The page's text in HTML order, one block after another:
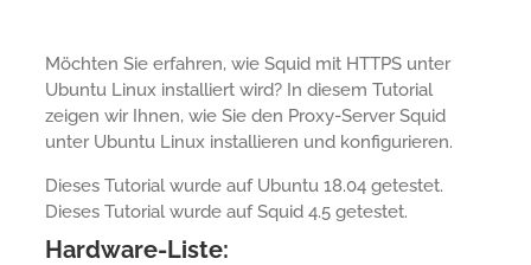
Möchten Sie erfahren, wie Squid mit HTTPS unter
Ubuntu Linux installiert wird? In diesem Tutorial
zeigen wir Ihnen, wie Sie den Proxy-Server Squid
unter Ubuntu Linux installieren und konfigurieren.
Dieses Tutorial wurde auf Ubuntu 18.04 getestet.
Dieses Tutorial wurde auf Squid 4.5 getestet.
Hardware-Liste: